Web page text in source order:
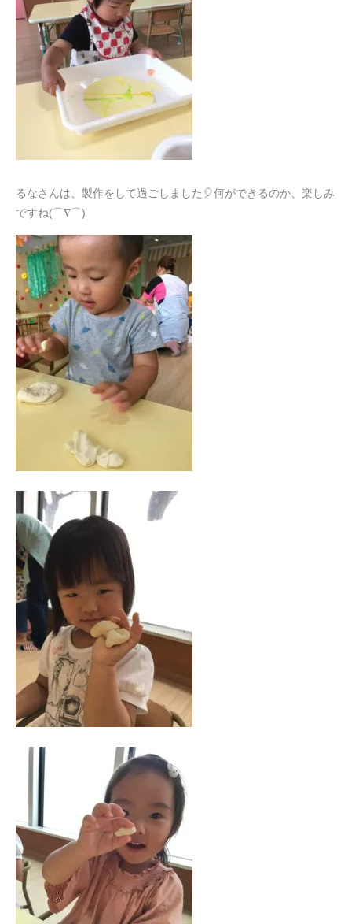
るなさんは、製作をして過ごしました🎈何ができるのか、楽しみ
ですね(⌒∇⌒)